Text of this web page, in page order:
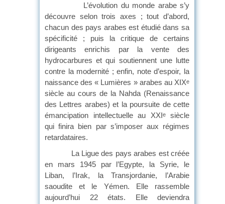
L’évolution du monde arabe s’y
découvre selon trois axes ; tout d’abord,
chacun des pays arabes est étudié dans sa
spécificité ; puis la critique de certains
dirigeants enrichis par la vente des
hydrocarbures et qui soutiennent une lutte
contre la modernité ; enfin, note d’espoir, la
naissance des « Lumières » arabes au XIXe
siècle au cours de la Nahda (Renaissance
des Lettres arabes) et la poursuite de cette
émancipation intellectuelle au XXIesiècle
qui finira bien par s’imposer aux régimes
retardataires.
La Ligue des pays arabes est créée
en mars 1945 par l’Egypte, la Syrie, le
Liban, l’Irak, la Transjordanie, l’Arabie
saoudite et le Yémen. Elle rassemble
aujourd’hui 22 états. Elle deviendra